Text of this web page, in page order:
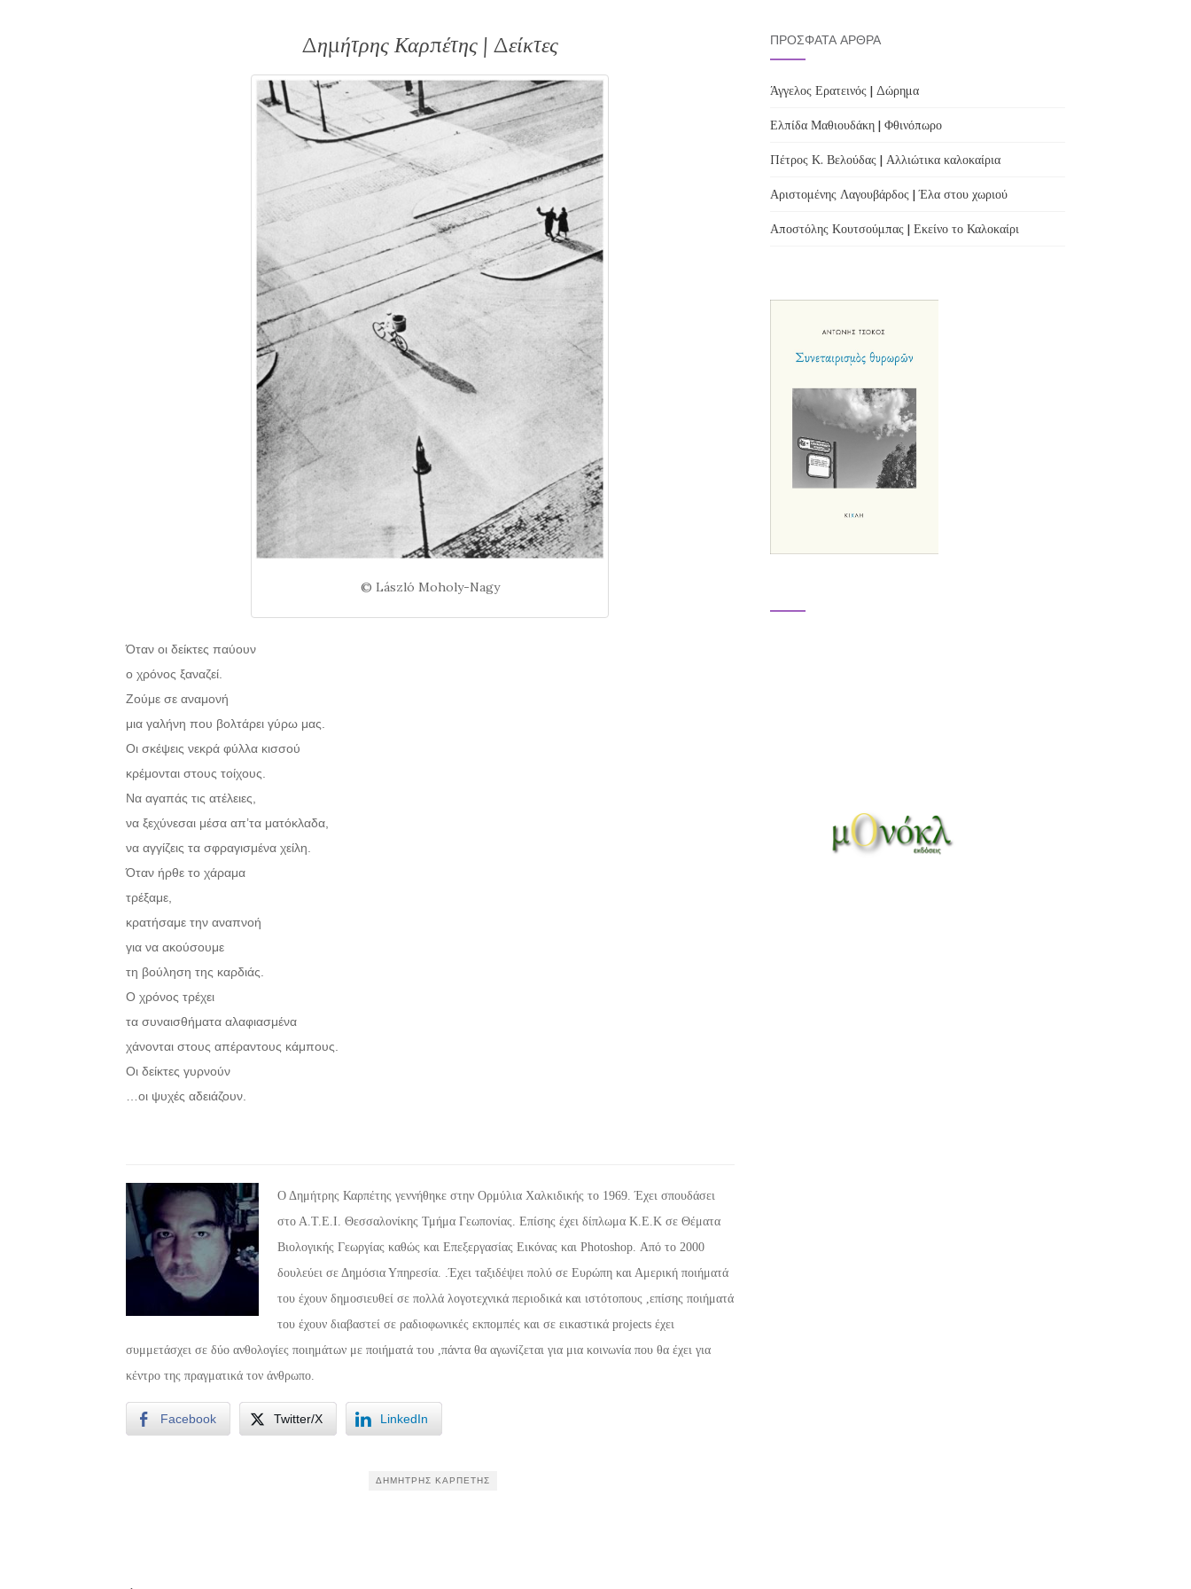
Δημήτρης Καρπέτης | Δείκτες
© László Moholy-Nagy
Όταν οι δείκτες παύουν
ο χρόνος ξαναζεί.
Ζούμε σε αναμονή
μια γαλήνη που βολτάρει γύρω μας.
Οι σκέψεις νεκρά φύλλα κισσού
κρέμονται στους τοίχους.
Να αγαπάς τις ατέλειες,
να ξεχύνεσαι μέσα απ’τα ματόκλαδα,
να αγγίζεις τα σφραγισμένα χείλη.
Όταν ήρθε το χάραμα
τρέξαμε,
κρατήσαμε την αναπνοή
για να ακούσουμε
τη βούληση της καρδιάς.
Ο χρόνος τρέχει
τα συναισθήματα αλαφιασμένα
χάνονται στους απέραντους κάμπους.
Οι δείκτες γυρνούν
…οι ψυχές αδειάζουν.
Ο Δημήτρης Καρπέτης γεννήθηκε στην Ορμύλια Χαλκιδικής το 1969. Έχει σπουδάσει
στο Α.Τ.Ε.Ι. Θεσσαλονίκης Τμήμα Γεωπονίας. Επίσης έχει δίπλωμα Κ.Ε.Κ σε Θέματα
Βιολογικής Γεωργίας καθώς και Επεξεργασίας Εικόνας και Photoshop. Από το 2000
δουλεύει σε Δημόσια Υπηρεσία. .Έχει ταξιδέψει πολύ σε Ευρώπη και Αμερική ποιήματά
του έχουν δημοσιευθεί σε πολλά λογοτεχνικά περιοδικά και ιστότοπους ,επίσης ποιήματά
του έχουν διαβαστεί σε ραδιοφωνικές εκπομπές και σε εικαστικά projects έχει
συμμετάσχει σε δύο ανθολογίες ποιημάτων με ποιήματά του ,πάντα θα αγωνίζεται για μια κοινωνία που θα έχει για
κέντρο της πραγματικά τον άνθρωπο.
Facebook Twitter/X LinkedIn
ΔΗΜΉΤΡΗΣ ΚΑΡΠΈΤΗΣ
ΠΡΌΣΦΑΤΑ ΆΡΘΡΑ
Άγγελος Ερατεινός | Δώρημα
Ελπίδα Μαθιουδάκη | Φθινόπωρο
Πέτρος Κ. Βελούδας | Αλλιώτικα καλοκαίρια
Αριστομένης Λαγουβάρδος | Έλα στου χωριού
Αποστόλης Κουτσούμπας | Εκείνο το Καλοκαίρι